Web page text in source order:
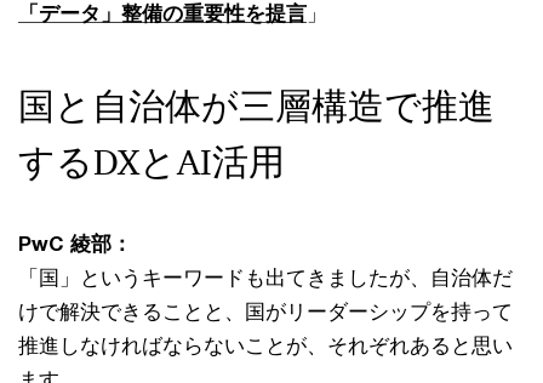
「データ」整備の重要性を提言 」
国と自治体が三層構造で推進
するDXとAI活用
PwC 綾部：
「国」というキーワードも出てきましたが、自治体だ
けで解決できることと、国がリーダーシップを持って
推進しなければならないことが、それぞれあると思い